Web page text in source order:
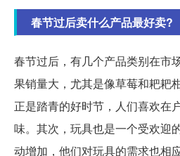
春节过后卖什么产品最好卖?
春节过后，有几个产品类别在市
果销量大，尤其是像草莓和耙耙
正是踏青的好时节，人们喜欢在
味。其次，玩具也是一个受欢迎
动增加，他们对玩具的需求也相